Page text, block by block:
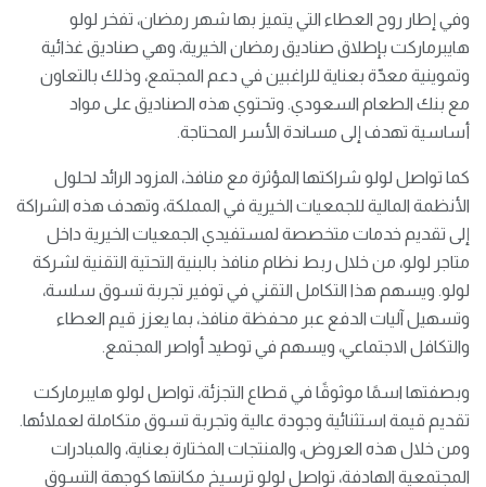
وفي إطار روح العطاء التي يتميز بها شهر رمضان، تفخر لولو
هايبرماركت بإطلاق صناديق رمضان الخيرية، وهي صناديق غذائية
وتموينية معدّة بعناية للراغبين في دعم المجتمع، وذلك بالتعاون
مع بنك الطعام السعودي. وتحتوي هذه الصناديق على مواد
أساسية تهدف إلى مساندة الأسر المحتاجة.
كما تواصل لولو شراكتها المؤثرة مع منافذ، المزود الرائد لحلول
الأنظمة المالية للجمعيات الخيرية في المملكة، وتهدف هذه الشراكة
إلى تقديم خدمات متخصصة لمستفيدي الجمعيات الخيرية داخل
متاجر لولو، من خلال ربط نظام منافذ بالبنية التحتية التقنية لشركة
لولو. ويسهم هذا التكامل التقني في توفير تجربة تسوق سلسة،
وتسهيل آليات الدفع عبر محفظة منافذ، بما يعزز قيم العطاء
والتكافل الاجتماعي، ويسهم في توطيد أواصر المجتمع.
وبصفتها اسمًا موثوقًا في قطاع التجزئة، تواصل لولو هايبرماركت
تقديم قيمة استثنائية وجودة عالية وتجربة تسوق متكاملة لعملائها.
ومن خلال هذه العروض، والمنتجات المختارة بعناية، والمبادرات
المجتمعية الهادفة، تواصل لولو ترسيخ مكانتها كوجهة التسوق